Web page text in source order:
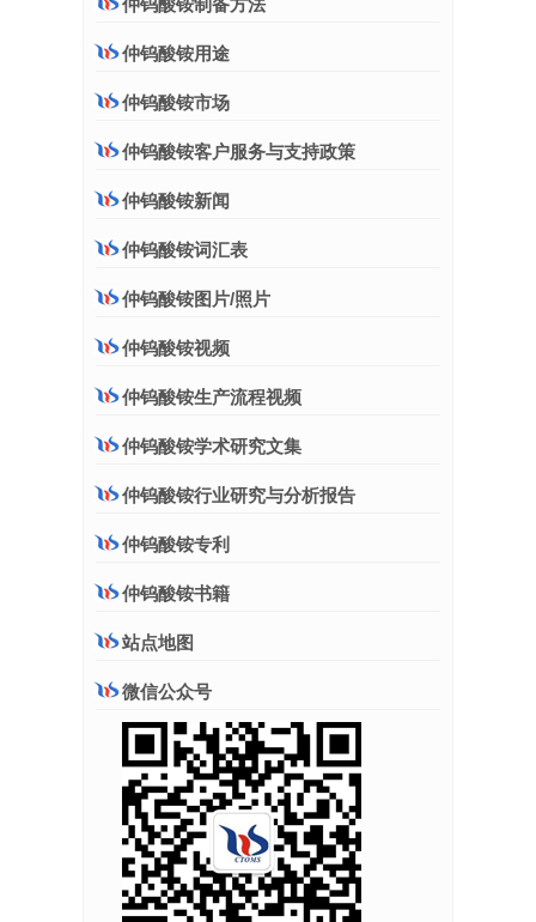
仲钨酸铵制备方法
仲钨酸铵用途
仲钨酸铵市场
仲钨酸铵客户服务与支持政策
仲钨酸铵新闻
仲钨酸铵词汇表
仲钨酸铵图片/照片
仲钨酸铵视频
仲钨酸铵生产流程视频
仲钨酸铵学术研究文集
仲钨酸铵行业研究与分析报告
仲钨酸铵专利
仲钨酸铵书籍
站点地图
微信公众号